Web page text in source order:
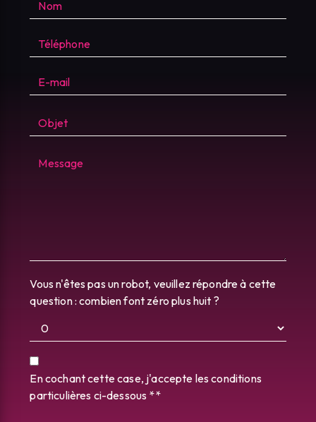
Vous n'êtes pas un robot, veuillez répondre à cette
question : combien font zéro plus huit ?
En cochant cette case, j'accepte les conditions
particulières ci-dessous **